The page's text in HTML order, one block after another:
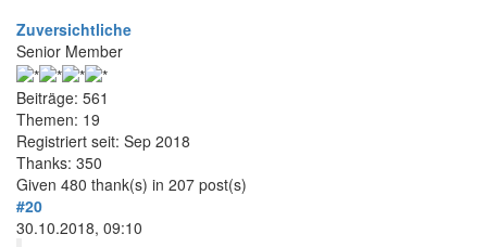
Zuversichtliche
Senior Member
Beiträge: 561
Themen: 19
Registriert seit: Sep 2018
Thanks: 350
Given 480 thank(s) in 207 post(s)
#20
30.10.2018, 09:10